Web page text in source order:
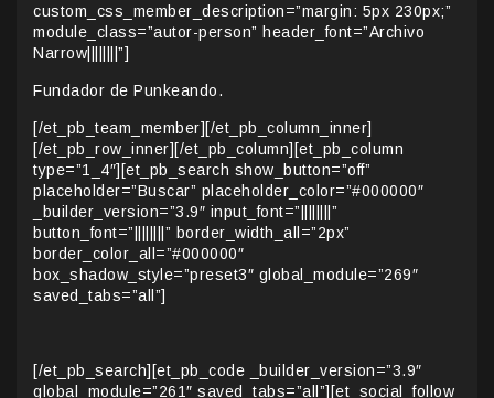
custom_css_member_description=”margin: 5px 230px;”
module_class=”autor-person” header_font=”Archivo
Narrow||||||||”]
Fundador de Punkeando.
[/et_pb_team_member][/et_pb_column_inner]
[/et_pb_row_inner][/et_pb_column][et_pb_column
type=”1_4″][et_pb_search show_button=”off”
placeholder=”Buscar” placeholder_color=”#000000″
_builder_version=”3.9″ input_font=”||||||||”
button_font=”||||||||” border_width_all=”2px”
border_color_all=”#000000″
box_shadow_style=”preset3″ global_module=”269″
saved_tabs=”all”]
[/et_pb_search][et_pb_code _builder_version=”3.9″
global_module=”261″ saved_tabs=”all”][et_social_follow